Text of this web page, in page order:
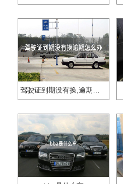
驾驶证到期没有换,逾期怎么办??